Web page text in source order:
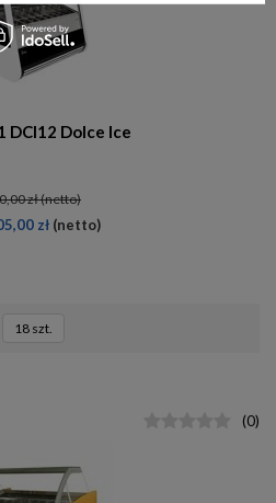
DCI12 Dolce Ice
zł(netto)
zł (netto)
18 szt.
(0)